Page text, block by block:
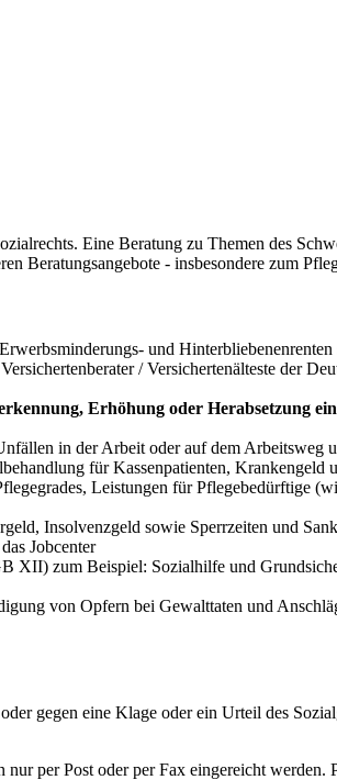
Eine Beratung zu Themen des
Beratungsangebote - insbesondere zum
und
/ Versichertenälteste der
Erhöhung oder Herabsetzung
in der Arbeit oder auf dem Arbeitsweg
für Kassenpatienten, Krankengeld
Leistungen für Pflegebedürftige
Insolvenzgeld sowie Sperrzeiten und
Jobcenter
XII) zum Beispiel: Sozialhilfe und
von Opfern bei Gewalttaten und
gegen eine Klage oder ein Urteil des
per Post oder per Fax eingereicht werden.